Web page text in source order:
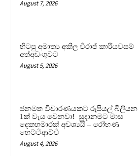
August 7, 2026
හිටපු අමාත්‍ය අකිල විරාජ් කාරියවසම්
අත්අඩංගුවට
August 5, 2026
ජනමත විචාරණයකට රුපියල් බිලියන
1ක් වැය වෙනවා! සූදානමට මාස
දෙකහමාරක් අවශ්‍යයි – රෝහණ
හෙට්ටිආච්චි
August 4, 2026